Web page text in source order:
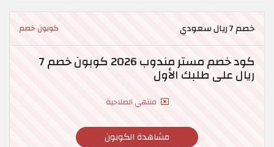
خصم 7 ريال سعودي كوبون خصم
كود خصم مستر مندوب 2026 كوبون خصم 7
ريال على طلبك الأول
منتهي الصلاحية
مشاهدة الكوبون